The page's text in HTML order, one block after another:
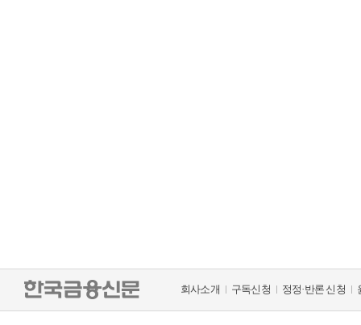
회사소개 구독신청 정정·반론 신청